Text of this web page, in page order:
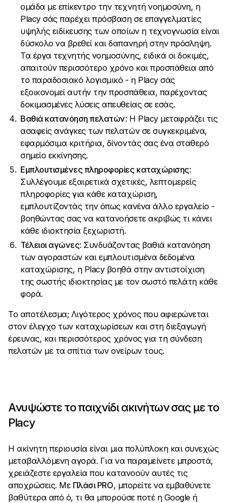
ομάδα με επίκεντρο την τεχνητή νοημοσύνη, η
Placy σάς παρέχει πρόσβαση σε επαγγελματίες
υψηλής ειδίκευσης των οποίων η τεχνογνωσία είναι
δύσκολο να βρεθεί και δαπανηρή στην πρόσληψη.
Τα έργα τεχνητής νοημοσύνης, ειδικά οι δοκιμές,
απαιτούν περισσότερο χρόνο και προσπάθεια από
το παραδοσιακό λογισμικό - η Placy σάς
εξοικονομεί αυτήν την προσπάθεια, παρέχοντας
δοκιμασμένες λύσεις απευθείας σε εσάς.
Βαθιά κατανόηση πελατών: Η Placy μεταφράζει τις
ασαφείς ανάγκες των πελατών σε συγκεκριμένα,
εφαρμόσιμα κριτήρια, δίνοντάς σας ένα σταθερό
σημείο εκκίνησης.
Εμπλουτισμένες πληροφορίες καταχώρισης:
Συλλέγουμε εξαιρετικά σχετικές, λεπτομερείς
πληροφορίες για κάθε καταχώριση,
εμπλουτίζοντάς την όπως κανένα άλλο εργαλείο -
βοηθώντας σας να κατανοήσετε ακριβώς τι κάνει
κάθε ιδιοκτησία ξεχωριστή.
Τέλειοι αγώνες: Συνδυάζοντας βαθιά κατανόηση
των αγοραστών και εμπλουτισμένα δεδομένα
καταχώρισης, η Placy βοηθά στην αντιστοίχιση
της σωστής ιδιοκτησίας με τον σωστό πελάτη κάθε
φορά.
Το αποτέλεσμα; Λιγότερος χρόνος που αφιερώνεται
στον έλεγχο των καταχωρίσεων και στη διεξαγωγή
έρευνας, και περισσότερος χρόνος για τη σύνδεση
πελατών με τα σπίτια των ονείρων τους.
Ανυψώστε το παιχνίδι ακινήτων σας με το
Placy
Η ακίνητη περιουσία είναι μια πολύπλοκη και συνεχώς
μεταβαλλόμενη αγορά. Για να παραμείνετε μπροστά,
χρειάζεστε εργαλεία που κατανοούν αυτές τις
αποχρώσεις. Με Πλάσι PRO, μπορείτε να εμβαθύνετε
βαθύτερα από ό, τι θα μπορούσε ποτέ η Google ή